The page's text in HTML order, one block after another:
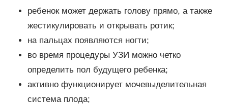
ребенок может держать голову прямо, а также
жестикулировать и открывать ротик;
на пальцах появляются ногти;
во время процедуры УЗИ можно четко
определить пол будущего ребенка;
активно функционирует мочевыделительная
система плода;